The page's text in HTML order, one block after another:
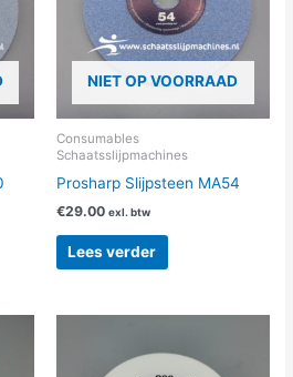
NIET OP VOORRAAD
Consumables
Schaatsslijpmachines
Prosharp Slijpsteen MA54
€29.00 exl. btw
Lees verder